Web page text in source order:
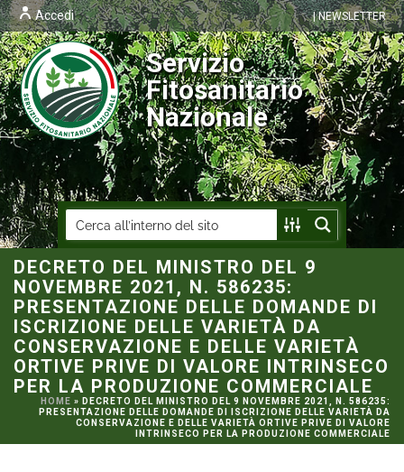
| NEWSLETTER
Accedi
Servizio
Fitosanitario
Nazionale
DECRETO DEL MINISTRO DEL 9
NOVEMBRE 2021, N. 586235:
PRESENTAZIONE DELLE DOMANDE DI
ISCRIZIONE DELLE VARIETÀ DA
CONSERVAZIONE E DELLE VARIETÀ
ORTIVE PRIVE DI VALORE INTRINSECO
PER LA PRODUZIONE COMMERCIALE
HOME » DECRETO DEL MINISTRO DEL 9 NOVEMBRE 2021, N. 586235:
PRESENTAZIONE DELLE DOMANDE DI ISCRIZIONE DELLE VARIETÀ DA
CONSERVAZIONE E DELLE VARIETÀ ORTIVE PRIVE DI VALORE
INTRINSECO PER LA PRODUZIONE COMMERCIALE